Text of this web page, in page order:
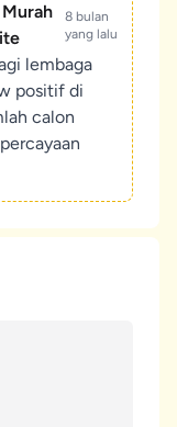
8 bulan
yang lalu
lembaga
positif di
calon